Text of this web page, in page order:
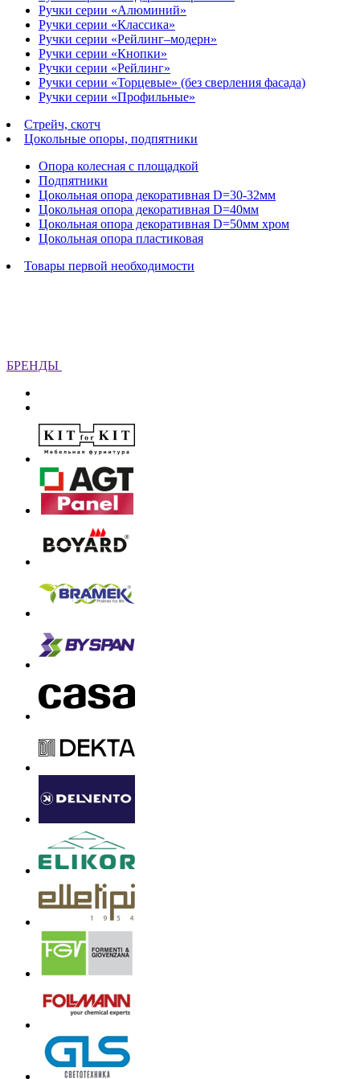
Ручки серии «Алюминий»
Ручки серии «Классика»
Ручки серии «Рейлинг–модерн»
Ручки серии «Кнопки»
Ручки серии «Рейлинг»
Ручки серии «Торцевые» (без сверления фасада)
Ручки серии «Профильные»
Стрейч, скотч
Цокольные опоры, подпятники
Опора колесная с площадкой
Подпятники
Цокольная опора декоративная D=30-32мм
Цокольная опора декоративная D=40мм
Цокольная опора декоративная D=50мм хром
Цокольная опора пластиковая
Товары первой необходимости
БРЕНДЫ